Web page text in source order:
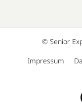
© Senior
Impressum